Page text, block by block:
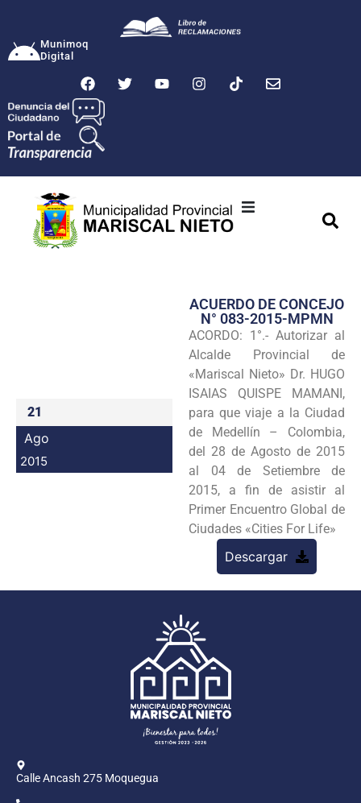
Munimoq
Digital
Transparencia
Programas
Intranet
21
Ago
2015
ACUERDO DE CONCEJO
N° 083-2015-MPMN
ACORDO: 1°.- Autorizar al
Alcalde Provincial de
«Mariscal Nieto» Dr. HUGO
ISAIAS QUISPE MAMANI,
para que viaje a la Ciudad
de Medellín – Colombia,
del 28 de Agosto de 2015
al 04 de Setiembre de
2015, a fin de asistir al
Primer Encuentro Global de
Ciudades «Cities For Life»
Descargar
Calle Ancash 275 Moquegua